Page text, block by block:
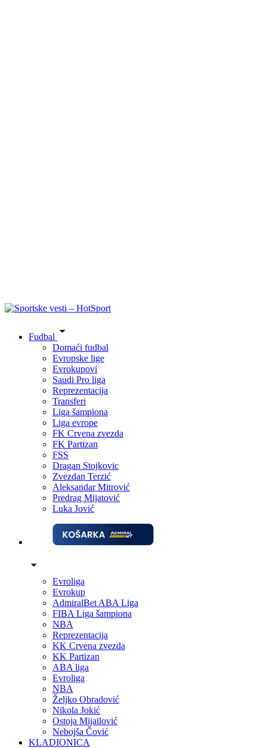
Fudbal
Domaći fudbal
Evropske lige
Evrokupovi
Saudi Pro liga
Reprezentacija
Transferi
Liga šampiona
Liga evrope
FK Crvena zvezda
FK Partizan
FSS
Dragan Stojkovic
Zvezdan Terzić
Aleksandar Mitrović
Predrag Mijatović
Luka Jović
Evroliga
Evrokup
AdmiralBet ABA Liga
FIBA Liga šampiona
NBA
Reprezentacija
KK Crvena zvezda
KK Partizan
ABA liga
Evroliga
NBA
Željko Obradović
Nikola Jokić
Ostoja Mijailović
Nebojša Čović
KLADIONICA